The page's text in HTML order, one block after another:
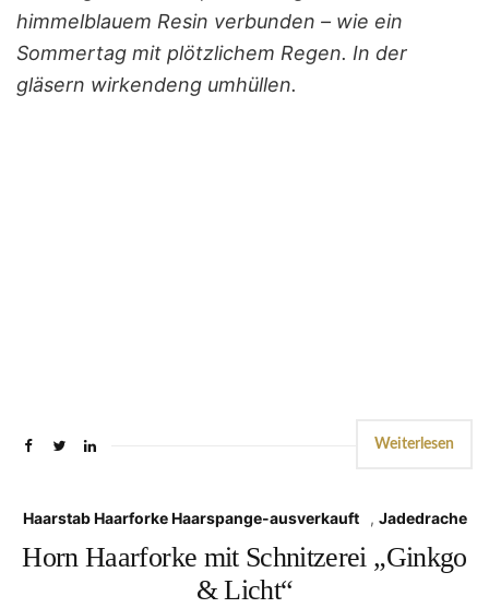
himmelblauem Resin verbunden – wie ein
Sommertag mit plötzlichem Regen. In der
gläsern wirkendeng umhüllen.
Weiterlesen
Haarstab Haarforke Haarspange-ausverkauft , Jadedrache
Horn Haarforke mit Schnitzerei „Ginkgo
& Licht“